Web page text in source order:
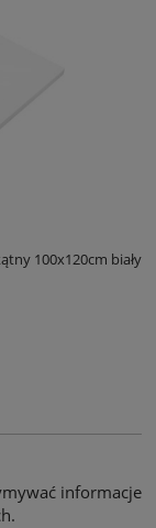
100x120cm biały
informacje